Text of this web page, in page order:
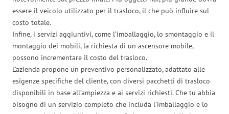
essere il veicolo utilizzato per il trasloco, il che può influire sul
costo totale.
Infine, i servizi aggiuntivi, come l’imballaggio, lo smontaggio e il
montaggio dei mobili, la richiesta di un ascensore mobile,
possono incrementare il costo del trasloco.
L’azienda propone un preventivo personalizzato, adattato alle
esigenze specifiche del cliente, con diversi pacchetti di trasloco
disponibili in base all’ampiezza e ai servizi richiesti. Che tu abbia
bisogno di un servizio completo che includa l’imballaggio e lo